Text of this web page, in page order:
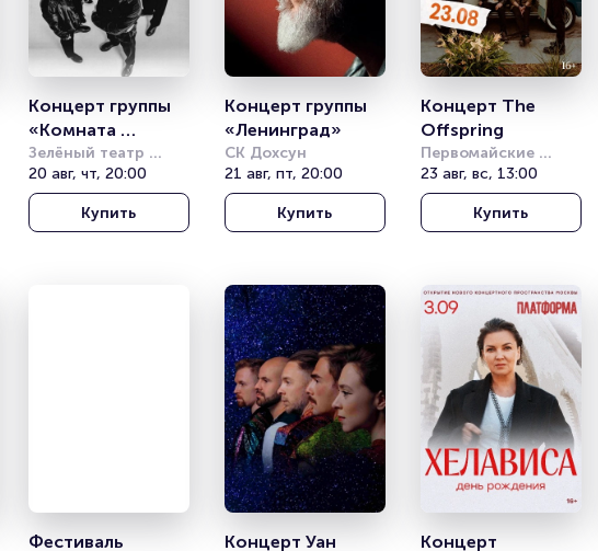
Концерт группы
«Комната
культуры»
Зелёный театр
(Ставрополь)
20 авг, чт, 20:00
Купить
Концерт группы
«Ленинград»
СК Дохсун
21 авг, пт, 20:00
Купить
Концерт The
Offspring
Первомайские
пруды
23 авг, вс, 13:00
Купить
Фестиваль Концерт Уан Концерт